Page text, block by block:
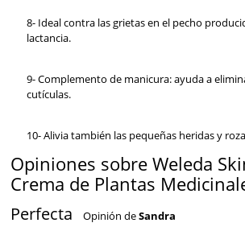
8- Ideal contra las grietas en el pecho
lactancia.
9- Complemento de manicura: ayuda a
cutículas.
10- Alivia también las pequeñas heridas y
Opiniones sobre Weleda
Crema de Plantas
Perfecta Opinión deSandra